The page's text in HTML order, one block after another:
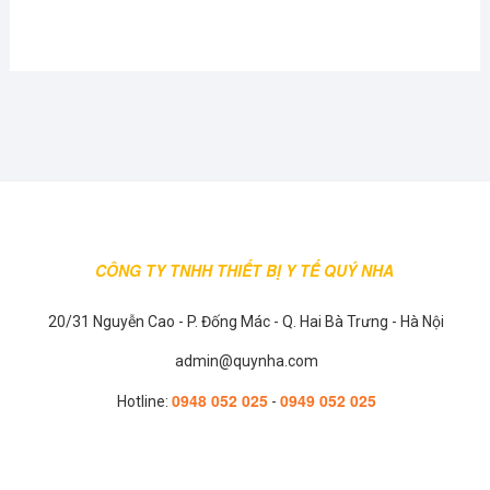
trên
sản
CÔNG TY TNHH THIẾT BỊ Y TẾ QUÝ NHA
20/31 Nguyễn Cao - P. Đống Mác - Q. Hai Bà Trưng - Hà Nội
admin@quynha.com
Hotline: 0948 052 025- 0949 052 025